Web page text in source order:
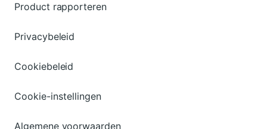
Product rapporteren
Privacybeleid
Cookiebeleid
Cookie-instellingen
Algemene voorwaarden